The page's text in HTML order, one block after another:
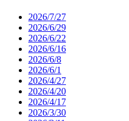
2026/7/27
2026/6/29
2026/6/22
2026/6/16
2026/6/8
2026/6/1
2026/4/27
2026/4/20
2026/4/17
2026/3/30